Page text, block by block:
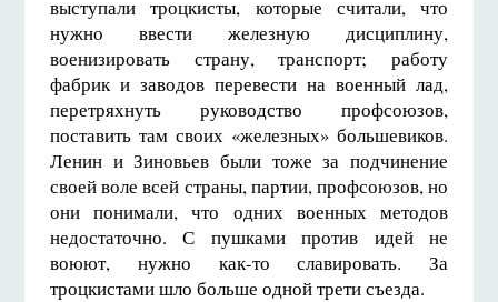
выступали троцкисты, которые считали, что
нужно ввести железную дисциплину,
военизировать страну, транспорт; работу
фабрик и заводов перевести на военный лад,
перетряхнуть руководство профсоюзов,
поставить там своих «железных» большевиков.
Ленин и Зиновьев были тоже за подчинение
своей воле всей страны, партии, профсоюзов, но
они понимали, что одних военных методов
недостаточно. С пушками против идей не
воюют, нужно как-то славировать. За
троцкистами шло больше одной трети съезда.